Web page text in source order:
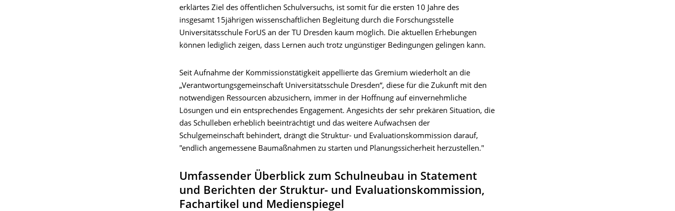
erklärtes Ziel des öffentlichen Schulversuchs, ist somit für die ersten 10 Jahre des
insgesamt 15jährigen wissenschaftlichen Begleitung durch die Forschungsstelle
Universitätsschule ForUS an der TU Dresden kaum möglich. Die aktuellen Erhebungen
können lediglich zeigen, dass Lernen auch trotz ungünstiger Bedingungen gelingen kann.
Seit Aufnahme der Kommissionstätigkeit appellierte das Gremium wiederholt an die
„Verantwortungsgemeinschaft Universitätsschule Dresden“, diese für die Zukunft mit den
notwendigen Ressourcen abzusichern, immer in der Hoffnung auf einvernehmliche
Lösungen und ein entsprechendes Engagement. Angesichts der sehr prekären Situation, die
das Schulleben erheblich beeinträchtigt und das weitere Aufwachsen der
Schulgemeinschaft behindert, drängt die Struktur- und Evaluationskommission darauf,
"endlich angemessene Baumaßnahmen zu starten und Planungssicherheit herzustellen."
Umfassender Überblick zum Schulneubau in Statement
und Berichten der Struktur- und Evaluationskommission,
Fachartikel und Medienspiegel